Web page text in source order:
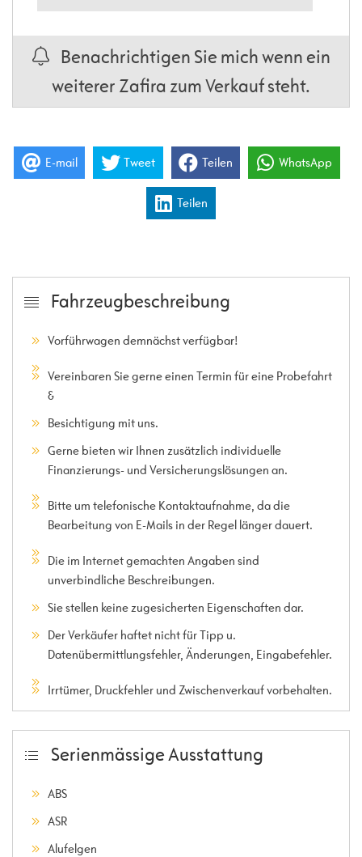
Benachrichtigen Sie mich wenn ein
weiterer Zafira zum Verkauf steht.
E-mail Tweet Teilen WhatsApp
Teilen
Fahrzeugbeschreibung
Vorführwagen demnächst verfügbar!
Vereinbaren Sie gerne einen Termin für eine Probefahrt
&
Besichtigung mit uns.
Gerne bieten wir Ihnen zusätzlich individuelle
Finanzierungs- und Versicherungslösungen an.
Bitte um telefonische Kontaktaufnahme, da die
Bearbeitung von E-Mails in der Regel länger dauert.
Die im Internet gemachten Angaben sind
unverbindliche Beschreibungen.
Sie stellen keine zugesicherten Eigenschaften dar.
Der Verkäufer haftet nicht für Tipp u.
Datenübermittlungsfehler, Änderungen, Eingabefehler.
Irrtümer, Druckfehler und Zwischenverkauf vorbehalten.
Serienmässige Ausstattung
ABS
ASR
Alufelgen